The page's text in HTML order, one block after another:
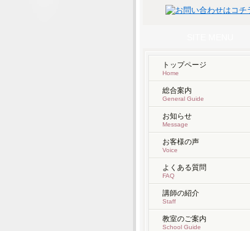
トップページ
Home
総合案内
General Guide
お知らせ
Message
お客様の声
Voice
よくある質問
FAQ
講師の紹介
Staff
教室のご案内
School Guide